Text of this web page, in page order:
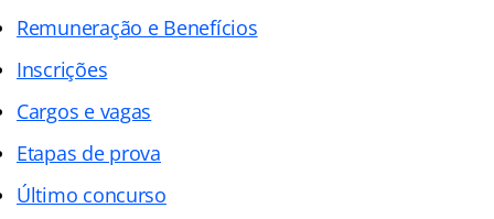
Remuneração e Benefícios
Inscrições
Cargos e vagas
Etapas de prova
Último concurso